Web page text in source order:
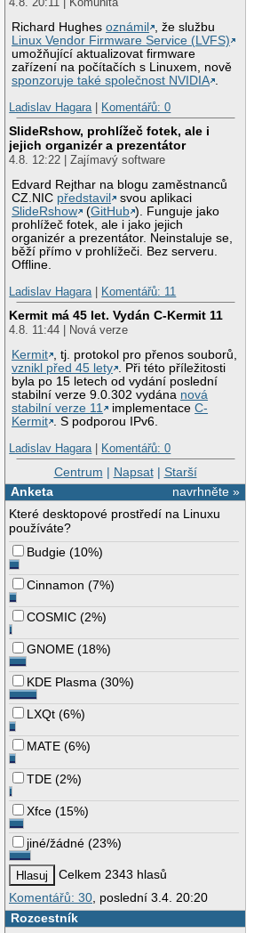
Richard Hughesoznámil
, že službu
Linux Vendor Firmware Service (LVFS)
umožňující aktualizovat firmware
zařízení na počítačích s Linuxem, nově
sponzoruje také společnost NVIDIA .
Ladislav Hagara| Komentářů: 0
SlideRshow, prohlížeč fotek, ale i
jejich organizér a prezentátor
4.8. 12:22 | Zajímavý software
Edvard Rejthar na blogu zaměstnanců
CZ.NIC představil
svou aplikaci
SlideRshow
(GitHub ). Funguje jako
prohlížeč fotek, ale i jako jejich
organizér a prezentátor. Neinstaluje se,
běží přímo v prohlížeči. Bez serveru.
Offline.
Ladislav Hagara| Komentářů: 11
Kermit má 45 let. Vydán C-Kermit 11
4.8. 11:44 | Nová verze
Kermit , tj. protokol pro přenos souborů,
vznikl před 45 lety . Při této příležitosti
byla po 15 letech od vydání poslední
stabilní verze 9.0.302 vydána nová
stabilní verze 11
implementaceC-
Kermit . S podporou IPv6.
Ladislav Hagara| Komentářů: 0
Centrum | Napsat| Starší
navrhněte »
Anketa
Které desktopové prostředí na Linuxu
používáte?
Budgie (10%)
Cinnamon (7%)
COSMIC (2%)
GNOME (18%)
KDE Plasma (30%)
LXQt (6%)
MATE (6%)
TDE (2%)
Xfce (15%)
jiné/žádné (23%)
Celkem 2343 hlasů
Komentářů: 30 , poslední 3.4. 20:20
Rozcestník